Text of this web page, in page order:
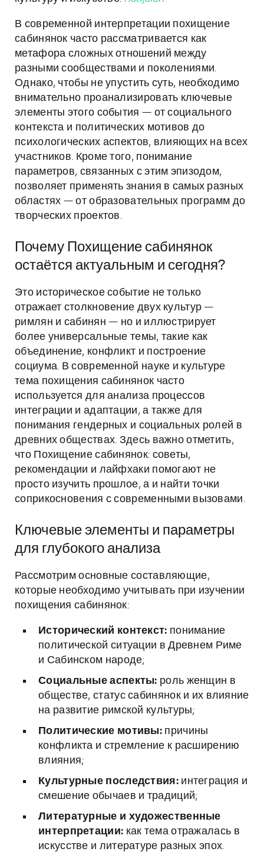
В современной интерпретации похищение
сабинянок часто рассматривается как
метафора сложных отношений между
разными сообществами и поколениями.
Однако, чтобы не упустить суть, необходимо
внимательно проанализировать ключевые
элементы этого события — от социального
контекста и политических мотивов до
психологических аспектов, влияющих на всех
участников. Кроме того, понимание
параметров, связанных с этим эпизодом,
позволяет применять знания в самых разных
областях — от образовательных программ до
творческих проектов.
Почему Похищение сабинянок
остаётся актуальным и сегодня?
Это историческое событие не только
отражает столкновение двух культур —
римлян и сабинян — но и иллюстрирует
более универсальные темы, такие как
объединение, конфликт и построение
социума. В современной науке и культуре
тема похищения сабинянок часто
используется для анализа процессов
интеграции и адаптации, а также для
понимания гендерных и социальных ролей в
древних обществах. Здесь важно отметить,
что Похищение сабинянок: советы,
рекомендации и лайфхаки помогают не
просто изучить прошлое, а и найти точки
соприкосновения с современными вызовами.
Ключевые элементы и параметры
для глубокого анализа
Рассмотрим основные составляющие,
которые необходимо учитывать при изучении
похищения сабинянок:
Исторический контекст: понимание
политической ситуации в Древнем Риме
и Сабинском народе;
Социальные аспекты: роль женщин в
обществе, статус сабинянок и их влияние
на развитие римской культуры;
Политические мотивы: причины
конфликта и стремление к расширению
влияния;
Культурные последствия:интеграция и
смешение обычаев и традиций;
Литературные и художественные
интерпретации: как тема отражалась в
искусстве и литературе разных эпох.